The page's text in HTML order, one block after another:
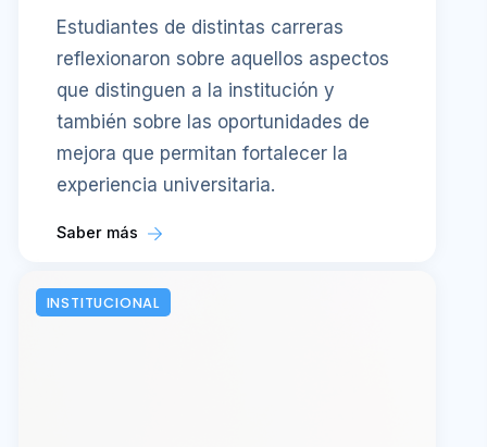
Estudiantes de distintas carreras
reflexionaron sobre aquellos aspectos
que distinguen a la institución y
también sobre las oportunidades de
mejora que permitan fortalecer la
experiencia universitaria.
Saber más
INSTITUCIONAL